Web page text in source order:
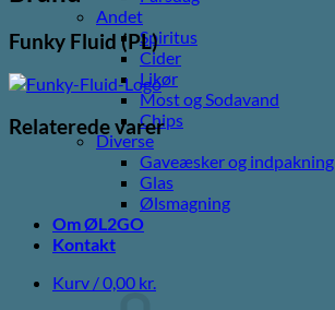
Andet
Spiritus
Cider
Likør
Most og Sodavand
Chips
Diverse
Gaveæsker og indpakning
Glas
Ølsmagning
Om ØL2GO
Kontakt
Kurv /0,00 kr.
Funky Fluid (PL)
Relaterede varer